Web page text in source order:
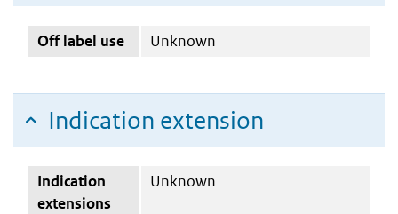
Off label use Unknown
Indication extension
Indication
extensions
Unknown